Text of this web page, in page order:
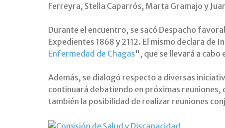
Ferreyra, Stella Caparrós, Marta Gramajo y
Durante el encuentro, se sacó Despacho
Expedientes 1868 y 2112. El mismo declara de
Enfermedad de Chagas", que se llevará a cabo
Además, se dialogó respecto a diversas
continuará debatiendo en próximas reuniones,
también la posibilidad de realizar reuniones